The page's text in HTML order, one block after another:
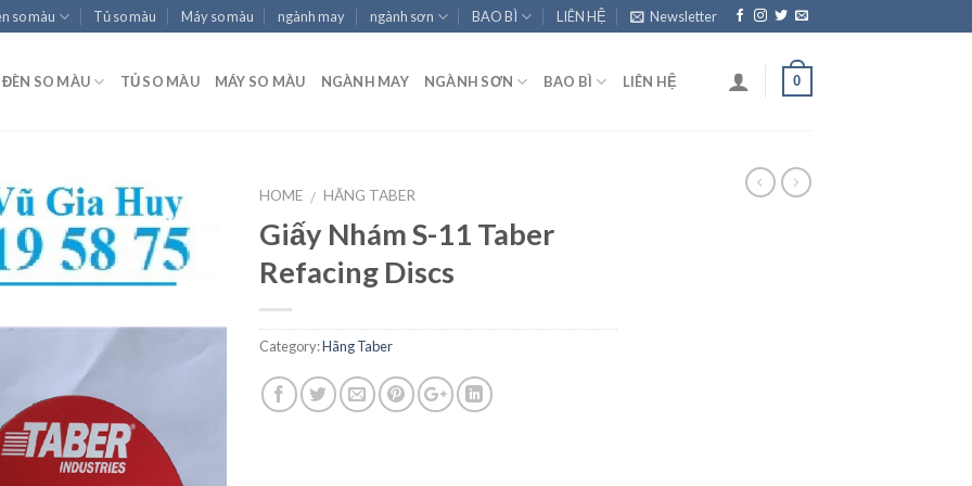
so màu Tủ so màu Máy so màu ngành may ngành sơn BAO BÌ LIÊN HỆ Newsletter
SO MÀU TỦ SO MÀU MÁY SO MÀU NGÀNH MAY NGÀNH SƠN BAO BÌ LIÊN HỆ 0
Add to
HOME / HÃNG TABER
Giấy Nhám S-11 Taber
Refacing Discs
Category:Hãng Taber